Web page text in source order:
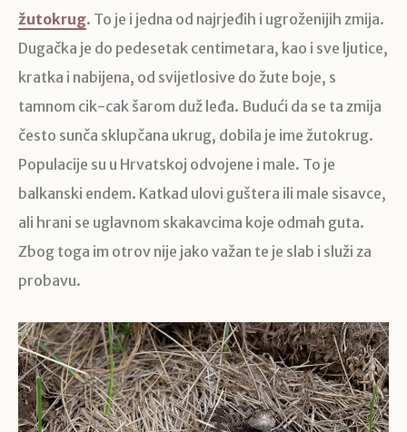
žutokrug. To je i jedna od najrjeđih i ugroženijih zmija.
Dugačka je do pedesetak centimetara, kao i sve ljutice,
kratka i nabijena, od svijetlosive do žute boje, s
tamnom cik-cak šarom duž leđa. Budući da se ta zmija
često sunča sklupčana ukrug, dobila je ime žutokrug.
Populacije su u Hrvatskoj odvojene i male. To je
balkanski endem. Katkad ulovi guštera ili male sisavce,
ali hrani se uglavnom skakavcima koje odmah guta.
Zbog toga im otrov nije jako važan te je slab i služi za
probavu.